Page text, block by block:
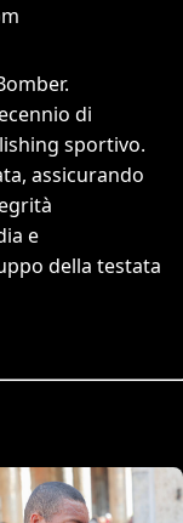
di
sportivo.
assicurando
e
della testata